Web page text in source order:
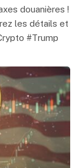
douanières !
les détails et
#Trump